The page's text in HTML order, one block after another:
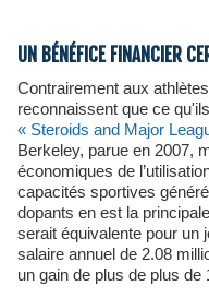
UN BÉNÉFICE FINANCIER
Contrairement aux athlètes d’autres sports, ces joueurs
reconnaissent que ce
« Steroids and Major
Berkeley, parue en 2007,
économiques de
capacités sportives
dopants en est la
serait équivalente pour un
salaire annuel de 2.08
un gain de plus de plus de